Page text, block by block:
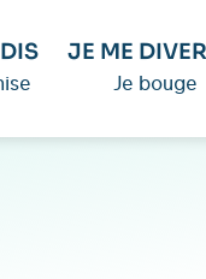
JE ME
Je bouge